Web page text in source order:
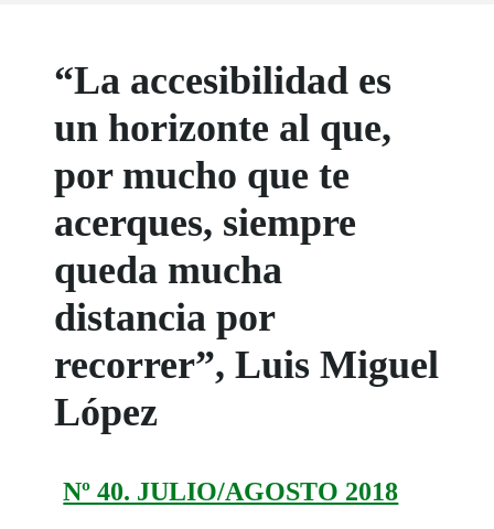
“La accesibilidad es
un horizonte al que,
por mucho que te
acerques, siempre
queda mucha
distancia por
recorrer”, Luis Miguel
López
Nº 40. JULIO/AGOSTO 2018